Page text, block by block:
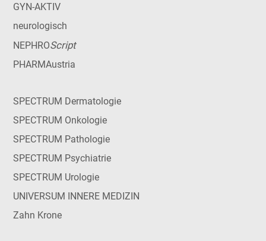
GYN-AKTIV
neurologisch
NEPHROScript
PHARMAustria
SPECTRUM Dermatologie
SPECTRUM Onkologie
SPECTRUM Pathologie
SPECTRUM Psychiatrie
SPECTRUM Urologie
UNIVERSUM INNERE MEDIZIN
Zahn Krone